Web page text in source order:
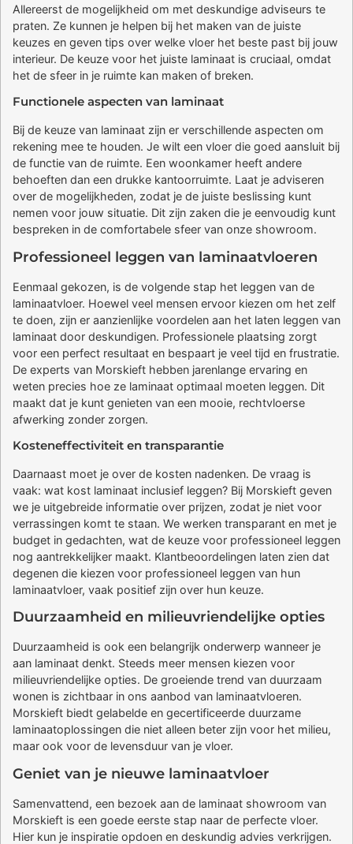
Allereerst de mogelijkheid om met deskundige adviseurs te
praten. Ze kunnen je helpen bij het maken van de juiste
keuzes en geven tips over welke vloer het beste past bij jouw
interieur. De keuze voor het juiste laminaat is cruciaal, omdat
het de sfeer in je ruimte kan maken of breken.
Functionele aspecten van laminaat
Bij de keuze van laminaat zijn er verschillende aspecten om
rekening mee te houden. Je wilt een vloer die goed aansluit bij
de functie van de ruimte. Een woonkamer heeft andere
behoeften dan een drukke kantoorruimte. Laat je adviseren
over de mogelijkheden, zodat je de juiste beslissing kunt
nemen voor jouw situatie. Dit zijn zaken die je eenvoudig kunt
bespreken in de comfortabele sfeer van onze showroom.
Professioneel leggen van laminaatvloeren
Eenmaal gekozen, is de volgende stap het leggen van de
laminaatvloer. Hoewel veel mensen ervoor kiezen om het zelf
te doen, zijn er aanzienlijke voordelen aan het laten leggen van
laminaat door deskundigen. Professionele plaatsing zorgt
voor een perfect resultaat en bespaart je veel tijd en frustratie.
De experts van Morskieft hebben jarenlange ervaring en
weten precies hoe ze laminaat optimaal moeten leggen. Dit
maakt dat je kunt genieten van een mooie, rechtvloerse
afwerking zonder zorgen.
Kosteneffectiviteit en transparantie
Daarnaast moet je over de kosten nadenken. De vraag is
vaak: wat kost laminaat inclusief leggen? Bij Morskieft geven
we je uitgebreide informatie over prijzen, zodat je niet voor
verrassingen komt te staan. We werken transparant en met je
budget in gedachten, wat de keuze voor professioneel leggen
nog aantrekkelijker maakt. Klantbeoordelingen laten zien dat
degenen die kiezen voor professioneel leggen van hun
laminaatvloer, vaak positief zijn over hun keuze.
Duurzaamheid en milieuvriendelijke opties
Duurzaamheid is ook een belangrijk onderwerp wanneer je
aan laminaat denkt. Steeds meer mensen kiezen voor
milieuvriendelijke opties. De groeiende trend van duurzaam
wonen is zichtbaar in ons aanbod van laminaatvloeren.
Morskieft biedt gelabelde en gecertificeerde duurzame
laminaatoplossingen die niet alleen beter zijn voor het milieu,
maar ook voor de levensduur van je vloer.
Geniet van je nieuwe laminaatvloer
Samenvattend, een bezoek aan de laminaat showroom van
Morskieft is een goede eerste stap naar de perfecte vloer.
Hier kun je inspiratie opdoen en deskundig advies verkrijgen.